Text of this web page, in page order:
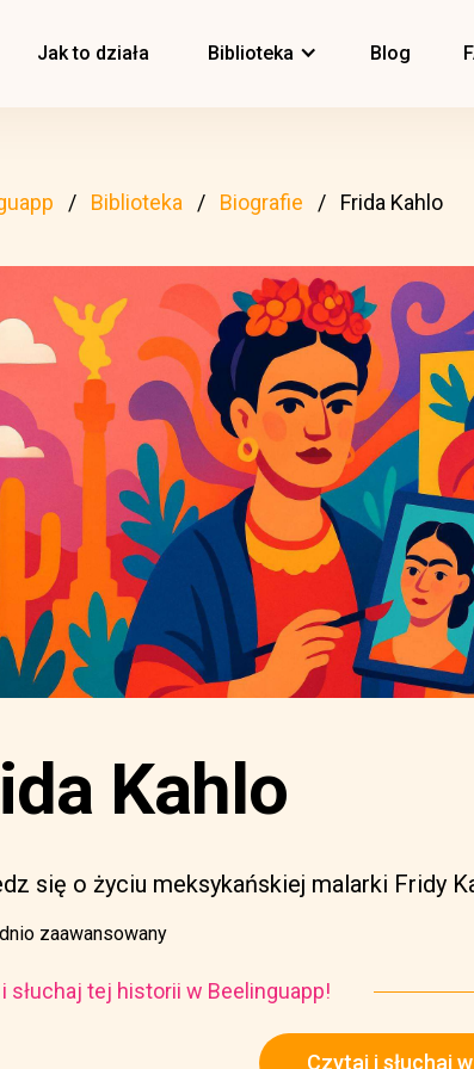
Jak to działa Biblioteka Blog
Biblioteka Biografie Frida Kahlo
Kahlo
się o życiu meksykańskiej malarki Fridy
zaawansowany
słuchaj tej historii w Beelinguapp!
Czytaj i słuchaj